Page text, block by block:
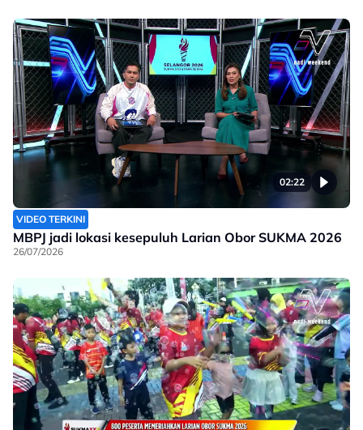
02:22
VIDEO TERKINI
MBPJ jadi lokasi kesepuluh Larian Obor SUKMA 2026
26/07/2026